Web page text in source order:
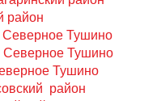
район
Тушино
Северное Тушино
Тушино
район